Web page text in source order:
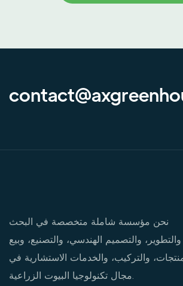
نحن مؤسسة شاملة متخصصة في البحث
والتطوير، والتصميم الهندسي، والتصنيع، وبيع
والتركيب، والخدمات الاستشارية في
مجال تكنولوجيا البيوت الزراعية.